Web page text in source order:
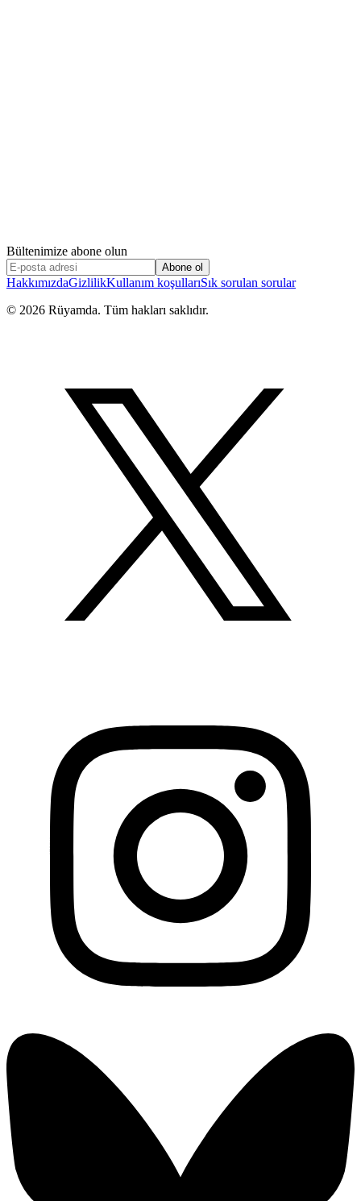
Bültenimize abone olun
Abone ol
HakkımızdaGizlilikKullanım koşullarıSık sorulan sorular
© 2026 Rüyamda. Tüm hakları saklıdır.